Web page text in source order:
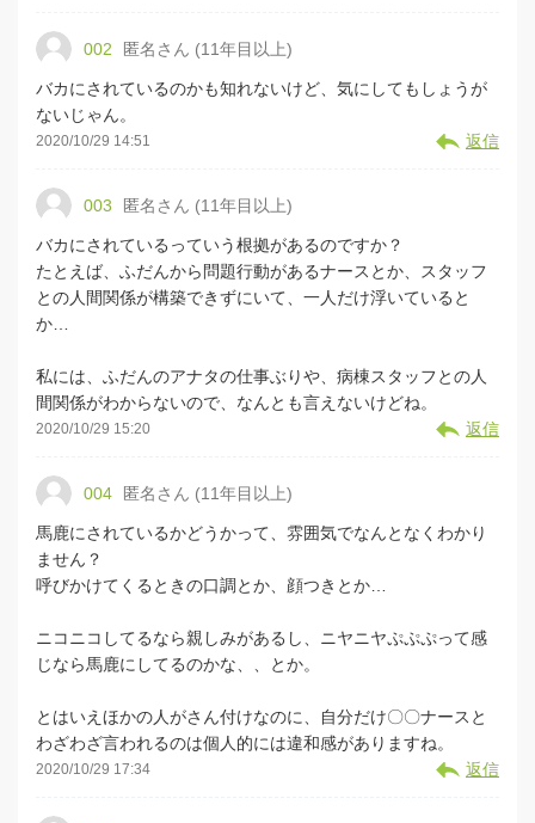
002 匿名さん (11年目以上)
バカにされているのかも知れないけど、気にしてもしょうが
ないじゃん。
2020/10/29 14:51 返信
003 匿名さん (11年目以上)
バカにされているっていう根拠があるのですか？
たとえば、ふだんから問題行動があるナースとか、スタッフ
との人間関係が構築できずにいて、一人だけ浮いていると
か…
私には、ふだんのアナタの仕事ぶりや、病棟スタッフとの人
間関係がわからないので、なんとも言えないけどね。
2020/10/29 15:20 返信
004 匿名さん (11年目以上)
馬鹿にされているかどうかって、雰囲気でなんとなくわかり
ません？
呼びかけてくるときの口調とか、顔つきとか…
ニコニコしてるなら親しみがあるし、ニヤニヤぷぷぷって感
じなら馬鹿にしてるのかな、、とか。
とはいえほかの人がさん付けなのに、自分だけ〇〇ナースと
わざわざ言われるのは個人的には違和感がありますね。
2020/10/29 17:34 返信